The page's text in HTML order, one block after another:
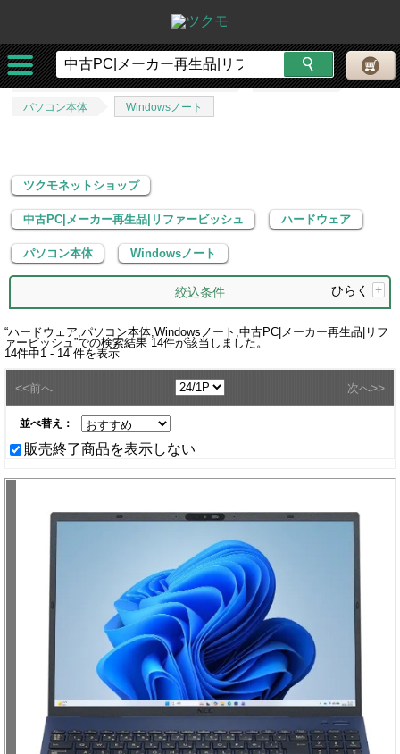
ツクモネットショップ
中古PC|メーカー再生品|リファービッシュ
ハードウェア
パソコン本体
Windowsノート
ツクモネットショップ
中古PC|メーカー再生品|リファービッシュ ハードウェア
パソコン本体 Windowsノート
絞込条件 ひらく +
“ハードウェア,パソコン本体,Windowsノート,中古PC|メーカー再生品|リフ
ァービッシュ ”での検索結果 14件が該当しました。
14件中1 - 14 件を表示
<<前へ 次へ>>
並べ替え：
販売終了商品を表示しない